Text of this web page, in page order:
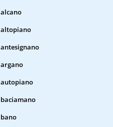
alcano
altopiano
antesignano
argano
autopiano
baciamano
bano